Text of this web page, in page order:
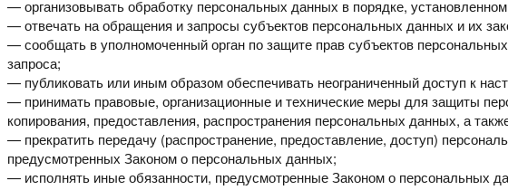
— организовыватьобработку персональных данных в порядке,
— отвечать на обращения и запросы субъектов персональных данных и их
— сообщать в уполномоченный орган по защите прав субъектов
запроса;
— публиковать или иным образом обеспечивать неограниченный доступ к
— принимать правовые, организационные и технические меры для защиты
копирования, предоставления, распространения персональных данных, а
— прекратить передачу (распространение, предоставление, доступ)
предусмотренных Законом о персональных данных;
— исполнять иные обязанности, предусмотренные Законом о персональных